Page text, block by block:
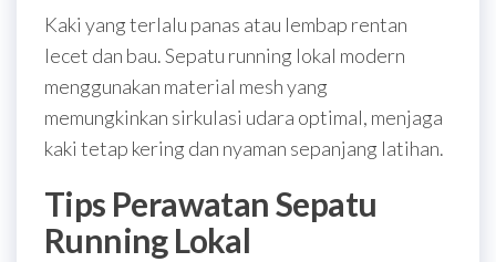
Kaki yang terlalu panas atau lembap rentan
lecet dan bau. Sepatu running lokal modern
menggunakan material mesh yang
memungkinkan sirkulasi udara optimal, menjaga
kaki tetap kering dan nyaman sepanjang latihan.
Tips Perawatan Sepatu
Running Lokal